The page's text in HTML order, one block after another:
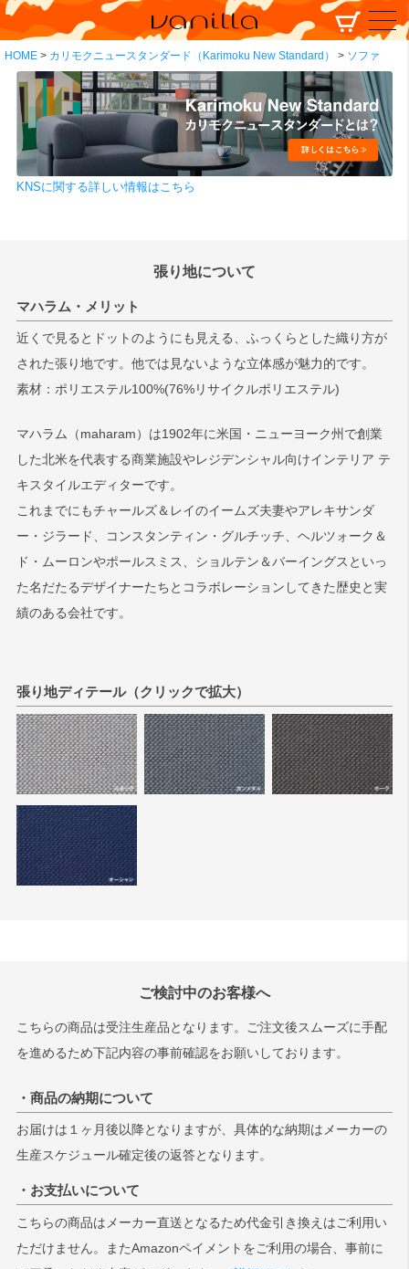
HOME カリモクニュースタンダード（Karimoku New Standard） ソファ
検索
KNSに関する詳しい情報はこちら
張り地について
マハラム・メリット
近くで見るとドットのようにも見える、ふっくらとした織り方が
された張り地です。他では見ないような立体感が魅力的です。
素材：ポリエステル100%(76%リサイクルポリエステル)
マハラム（maharam）は1902年に米国・ニューヨーク州で創業
した北米を代表する商業施設やレジデンシャル向けインテリア テ
キスタイルエディターです。
これまでにもチャールズ＆レイのイームズ夫妻やアレキサンダ
ー・ジラード、コンスタンティン・グルチッチ、ヘルツォーク＆
ド・ムーロンやポールスミス、ショルテン＆バーイングスといっ
た名だたるデザイナーたちとコラボレーションしてきた歴史と実
績のある会社です。
張り地ディテール（クリックで拡大）
ご検討中のお客様へ
こちらの商品は受注生産品となります。ご注文後スムーズに手配
を進めるため下記内容の事前確認をお願いしております。
・商品の納期について
お届けは１ヶ月後以降となりますが、具体的な納期はメーカーの
生産スケジュール確定後の返答となります。
・お支払いについて
こちらの商品はメーカー直送となるため代金引き換えはご利用い
ただけません。またAmazonペイメントをご利用の場合、事前に